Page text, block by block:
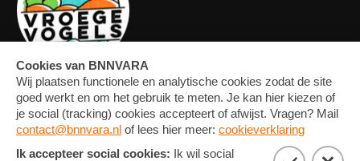
OVERZICHT FORUM